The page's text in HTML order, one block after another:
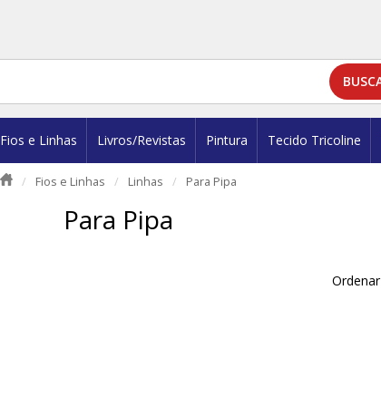
Fios e Linhas Livros/Revistas Pintura Tecido Tricoline
Fios e Linhas Linhas Para Pipa
Para Pipa